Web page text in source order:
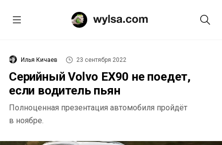
Илья Кичаев 23 сентября 2022
Серийный Volvo EX90 не поедет,
если водитель пьян
Полноценная презентация автомобиля пройдёт
в ноябре.